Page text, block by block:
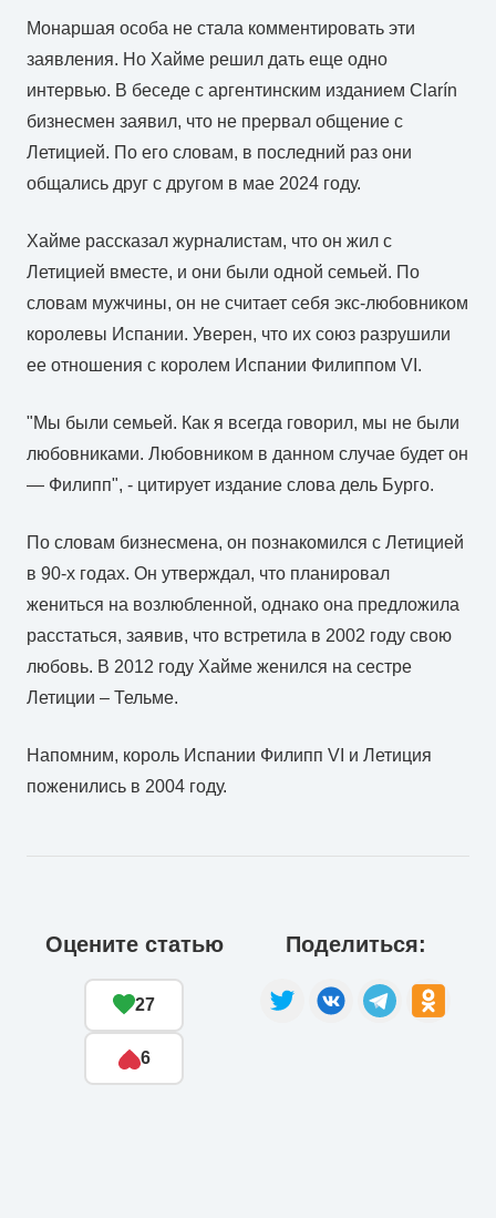
Монаршая особа не стала комментировать эти
заявления. Но Хайме решил дать еще одно
интервью. В беседе с аргентинским изданием Clarín
бизнесмен заявил, что не прервал общение с
Летицией. По его словам, в последний раз они
общались друг с другом в мае 2024 году.
Хайме рассказал журналистам, что он жил с
Летицией вместе, и они были одной семьей. По
словам мужчины, он не считает себя экс-любовником
королевы Испании. Уверен, что их союз разрушили
ее отношения с королем Испании Филиппом VI.
"Мы были семьей. Как я всегда говорил, мы не были
любовниками. Любовником в данном случае будет он
— Филипп", - цитирует издание слова дель Бурго.
По словам бизнесмена, он познакомился с Летицией
в 90-х годах. Он утверждал, что планировал
жениться на возлюбленной, однако она предложила
расстаться, заявив, что встретила в 2002 году свою
любовь. В 2012 году Хайме женился на сестре
Летиции – Тельме.
Напомним, король Испании Филипп VI и Летиция
поженились в 2004 году.
Оцените статью
27
6
Поделиться: